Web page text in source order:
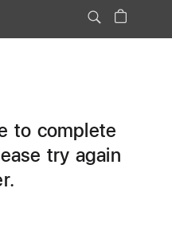
to complete
try again